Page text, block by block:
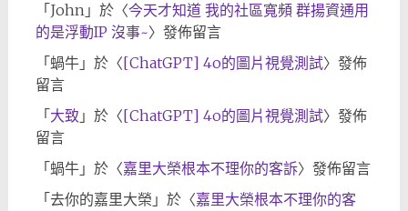
「 John」於〈今天才知道 我的社區寬頻 群揚資通用
的是浮動IP 沒事~〉發佈留言
「 蝸牛」於〈[ChatGPT] 4o的圖片視覺測試〉發佈
留言
「 大致 」於〈[ChatGPT] 4o的圖片視覺測試〉發佈
留言
「 蝸牛」於〈嘉里大榮根本不理你的客訴〉發佈留言
「 去你的嘉里大榮 」於〈嘉里大榮根本不理你的客